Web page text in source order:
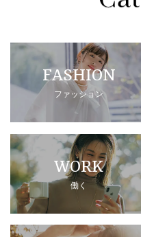
FASHION
ファッション
WORK
働く